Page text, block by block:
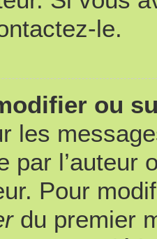
le.
ou
les
par l’auteur
Pour
du premier